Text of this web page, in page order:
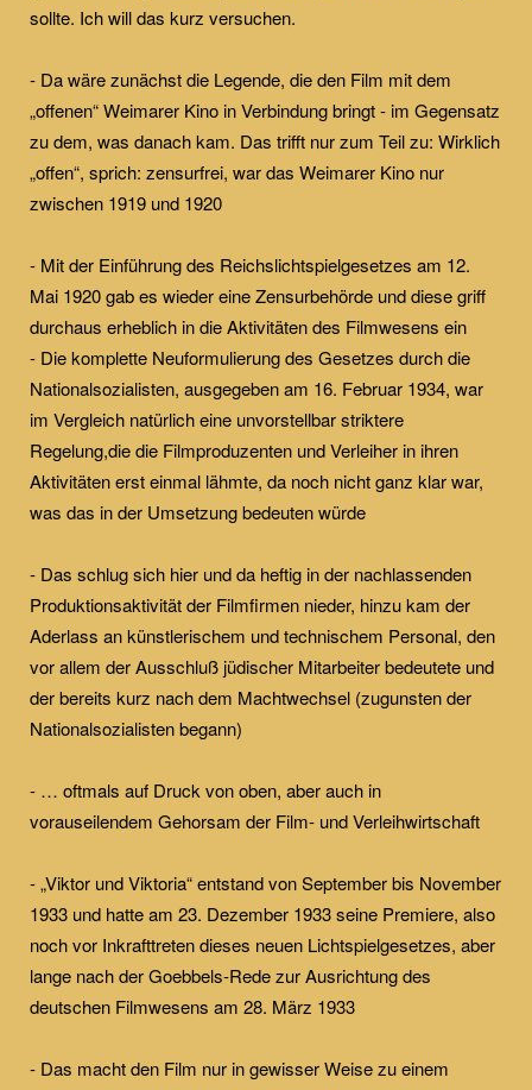
sollte. Ich will das kurz versuchen.
- Da wäre zunächst die Legende, die den Film mit dem
„offenen“ Weimarer Kino in Verbindung bringt - im Gegensatz
zu dem, was danach kam. Das trifft nur zum Teil zu: Wirklich
„offen“, sprich: zensurfrei, war das Weimarer Kino nur
zwischen 1919 und 1920
- Mit der Einführung des Reichslichtspielgesetzes am 12.
Mai 1920 gab es wieder eine Zensurbehörde und diese griff
durchaus erheblich in die Aktivitäten des Filmwesens ein
- Die komplette Neuformulierung des Gesetzes durch die
Nationalsozialisten, ausgegeben am 16. Februar 1934, war
im Vergleich natürlich eine unvorstellbar striktere
Regelung,die die Filmproduzenten und Verleiher in ihren
Aktivitäten erst einmal lähmte, da noch nicht ganz klar war,
was das in der Umsetzung bedeuten würde
- Das schlug sich hier und da heftig in der nachlassenden
Produktionsaktivität der Filmfirmen nieder, hinzu kam der
Aderlass an künstlerischem und technischem Personal, den
vor allem der Ausschluß jüdischer Mitarbeiter bedeutete und
der bereits kurz nach dem Machtwechsel (zugunsten der
Nationalsozialisten begann)
- … oftmals auf Druck von oben, aber auch in
vorauseilendem Gehorsam der Film- und Verleihwirtschaft
- „Viktor und Viktoria“ entstand von September bis November
1933 und hatte am 23. Dezember 1933 seine Premiere, also
noch vor Inkrafttreten dieses neuen Lichtspielgesetzes, aber
lange nach der Goebbels-Rede zur Ausrichtung des
deutschen Filmwesens am 28. März 1933
- Das macht den Film nur in gewisser Weise zu einem